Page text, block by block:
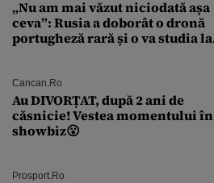
„Nu am mai văzut niciodată așa
ceva”: Rusia a doborât o dronă
portugheză rară și o va studia la
Cancan.ro
Au DIVORȚAT, după 2 ani de
căsnicie! Vestea momentului în
showbiz😮
Prosport.ro